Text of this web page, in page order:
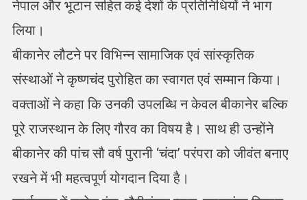
नेपाल और भूटान सहित कई देशों के प्रतिनिधियों ने भाग
लिया।
बीकानेर लौटने पर विभिन्न सामाजिक एवं सांस्कृतिक
संस्थाओं ने कृष्णचंद पुरोहित का स्वागत एवं सम्मान किया।
वक्ताओं ने कहा कि उनकी उपलब्धि न केवल बीकानेर बल्कि
पूरे राजस्थान के लिए गौरव का विषय है। साथ ही उन्होंने
बीकानेर की पांच सौ वर्ष पुरानी ‘चंदा’ परंपरा को जीवंत बनाए
रखने में भी महत्वपूर्ण योगदान दिया है।